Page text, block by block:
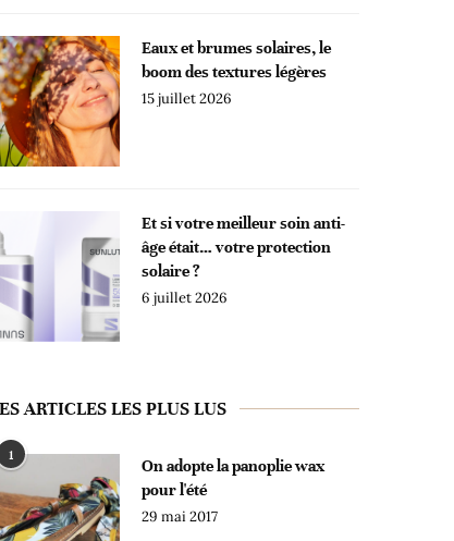
Eaux et brumes solaires, le
boom des textures légères
15 juillet 2026
Et si votre meilleur soin anti-
âge était… votre protection
solaire ?
6 juillet 2026
ARTICLES LES PLUS LUS
1
On adopte la panoplie wax
pour l'été
29 mai 2017